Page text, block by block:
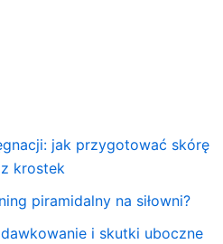
jak przygotować skórę
krostek
piramidalny na siłowni?
i skutki uboczne